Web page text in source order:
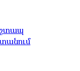
շտապ